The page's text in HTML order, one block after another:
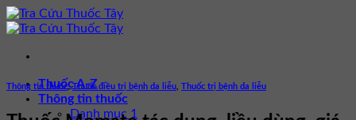
Bỏ
qua
dung
Thuốc A-Z
Thông tin thuốc
Danh mục 1
Thông tin thuốc,Thuốc điều trị bệnh da liễu Thuốc trị bệnh da liễu